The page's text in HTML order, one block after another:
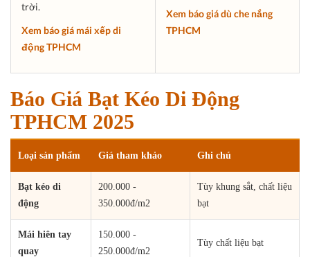
trời.
Xem báo giá mái xếp di
động TPHCM
Xem báo giá dù che nắng
TPHCM
Báo Giá Bạt Kéo Di Động
TPHCM 2025
Loại sản phẩm Giá tham khảo Ghi chú
Bạt kéo di
động
200.000 -
350.000đ/m2
Tùy khung sắt, chất liệu
bạt
Mái hiên tay
quay
150.000 -
250.000đ/m2
Tùy chất liệu bạt